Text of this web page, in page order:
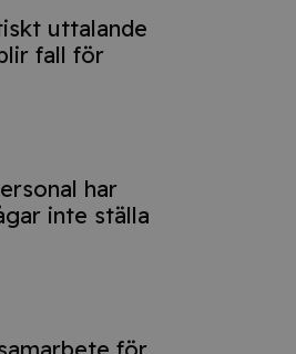
uttalande
fall för
har
inte ställa